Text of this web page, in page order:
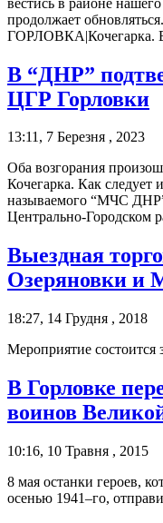
продолжает
ГОРЛОВКА|Кочегарка.
В “ДНР”
ЦГР Горловки
13:11, 7 Березня , 2023
Оба возгорания
Кочегарка. Как следует
называемого “МЧС
Центрально-Городском
Выездная
Озеряновки и
18:27, 14 Грудня , 2018
Мероприятие состоится
В Горловке
воинов
10:16, 10 Травня , 2015
8 мая останки героев,
осенью 1941–го,